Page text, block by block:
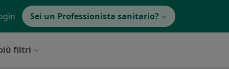
Sei un Professionista sanitario?
filtri